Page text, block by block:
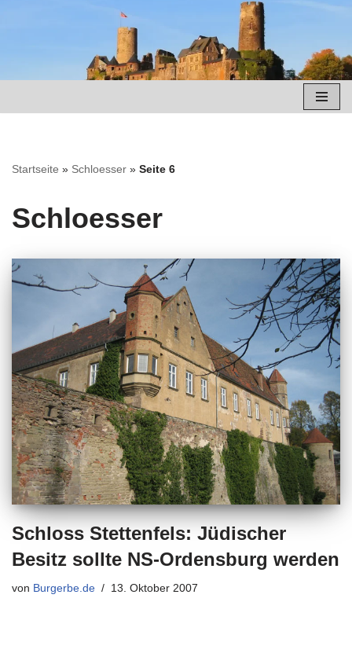
springen
Startseite » Schloesser » Seite 6
Schloesser
Schloss Stettenfels: Jüdischer
Besitz sollte NS-Ordensburg werden
von Burgerbe.de 13. Oktober 2007